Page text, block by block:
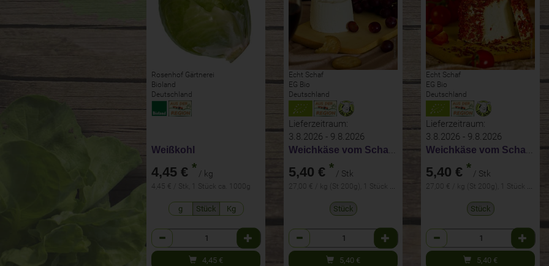
Rosenhof Gärtnerei
Bioland
Deutschland
Weißkohl
4,45 € * / kg
4,45 € / Stk, 1 Stück ca. 1000g
g Stück Kg
Anzahl
4,45 €
Echt Schaf
EG Bio
Deutschland
Lieferzeitraum:
3.8.2026 - 9.8.2026
Weichkäse vom Schaf Pur
5,40 € * / Stk
27,00 € / kg (St 200g), 1 Stück ca. 200g
Stück
Anzahl
5,40 €
Echt Schaf
EG Bio
Deutschland
Lieferzeitraum:
3.8.2026 - 9.8.2026
Weichkäse vom Schaf mit Tomate
5,40 € * / Stk
27,00 € / kg (St 200g), 1 Stück ca. 200g
Stück
Anzahl
5,40 €